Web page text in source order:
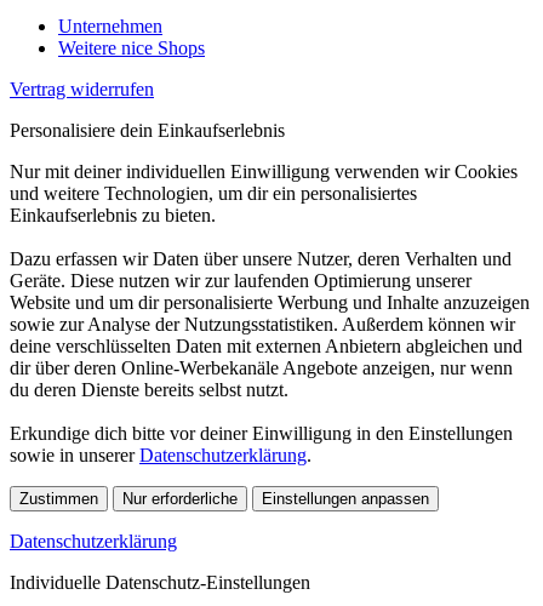
Unternehmen
Weitere nice Shops
Vertrag widerrufen
Personalisiere dein Einkaufserlebnis
Nur mit deiner individuellen Einwilligung verwenden wir Cookies
und weitere Technologien, um dir ein personalisiertes
Einkaufserlebnis zu bieten.
Dazu erfassen wir Daten über unsere Nutzer, deren Verhalten und
Geräte. Diese nutzen wir zur laufenden Optimierung unserer
Website und um dir personalisierte Werbung und Inhalte anzuzeigen
sowie zur Analyse der Nutzungsstatistiken. Außerdem können wir
deine verschlüsselten Daten mit externen Anbietern abgleichen und
dir über deren Online-Werbekanäle Angebote anzeigen, nur wenn
du deren Dienste bereits selbst nutzt.
Erkundige dich bitte vor deiner Einwilligung in den Einstellungen
sowie in unsererDatenschutzerklärung.
Zustimmen Nur erforderliche Einstellungen anpassen
Datenschutzerklärung
Individuelle Datenschutz-Einstellungen